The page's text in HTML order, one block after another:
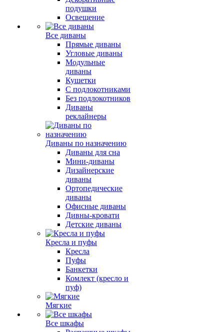
подушки
Освещение
Все диваны
Прямые диваны
Угловые диваны
Модульные
диваны
Кушетки
С подлокотниками
Без подлокотников
Диваны
реклайнеры
Диваны по назначению
Диваны для сна
Мини-диваны
Дизайнерские
диваны
Ортопедические
диваны
Офисные диваны
Дивны-кровати
Детские диваны
Кресла и пуфы
Кресла
Пуфы
Банкетки
Комлект (кресло и
пуф)
Мягкие
Все шкафы